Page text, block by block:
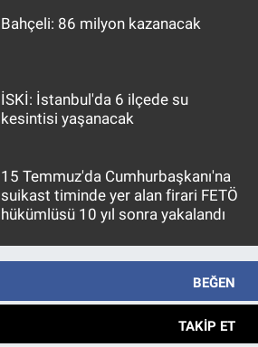
Bahçeli: 86 milyon kazanacak
İSKİ: İstanbul'da 6 ilçede su
kesintisi yaşanacak
15 Temmuz'da Cumhurbaşkanı'na
suikast timinde yer alan firari FETÖ
hükümlüsü 10 yıl sonra yakalandı
BEĞEN
TAKIP ET